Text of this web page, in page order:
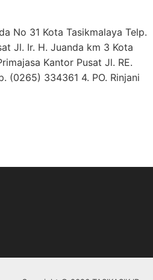
No 31 Kota Tasikmalaya Telp.
Jl. Ir. H. Juanda km 3 Kota
Kantor Pusat Jl. RE.
(0265) 334361 4. PO. Rinjani